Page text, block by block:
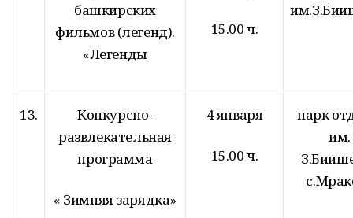
башкирских
фильмов (легенд).
«Легенды
15.00 ч.
13.
Конкурсно-
развлекательная
программа
« Зимняя зарядка»
4 января
15.00 ч.
парк
им.